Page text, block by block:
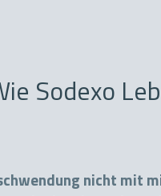
Sodexo
nicht mit